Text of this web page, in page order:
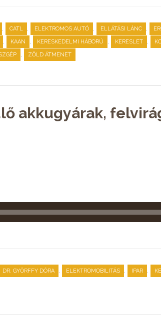
, CATL , ELEKTROMOS AUTÓ , ELLÁTÁSI LÁNC ,
, KAAN , KERESKEDELMI HÁBORÚ , KERESLET ,
, ZÖLD ÁTMENET
akkugyárak,
DR. GYŐRFFY DÓRA , ELEKTROMOBILITÁS , IPAR ,